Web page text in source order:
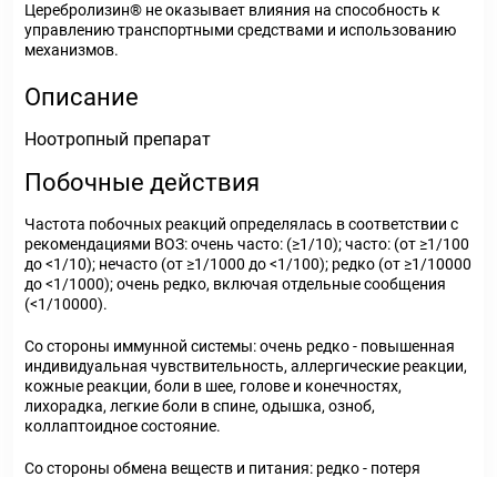
Церебролизин® не оказывает влияния на способность к
управлению транспортными средствами и использованию
механизмов.
Описание
Ноотропный препарат
Побочные действия
Частота побочных реакций определялась в соответствии с
рекомендациями ВОЗ: очень часто: (≥1/10); часто: (от ≥1/100
до <1/10); нечасто (от ≥1/1000 до <1/100); редко (от ≥1/10000
до <1/1000); очень редко, включая отдельные сообщения
(<1/10000).
Со стороны иммунной системы: очень редко - повышенная
индивидуальная чувствительность, аллергические реакции,
кожные реакции, боли в шее, голове и конечностях,
лихорадка, легкие боли в спине, одышка, озноб,
коллаптоидное состояние.
Со стороны обмена веществ и питания: редко - потеря